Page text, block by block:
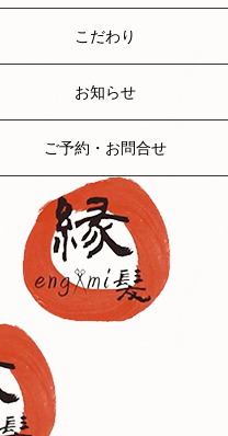
こだわり
お知らせ
ご予約・お問合せ